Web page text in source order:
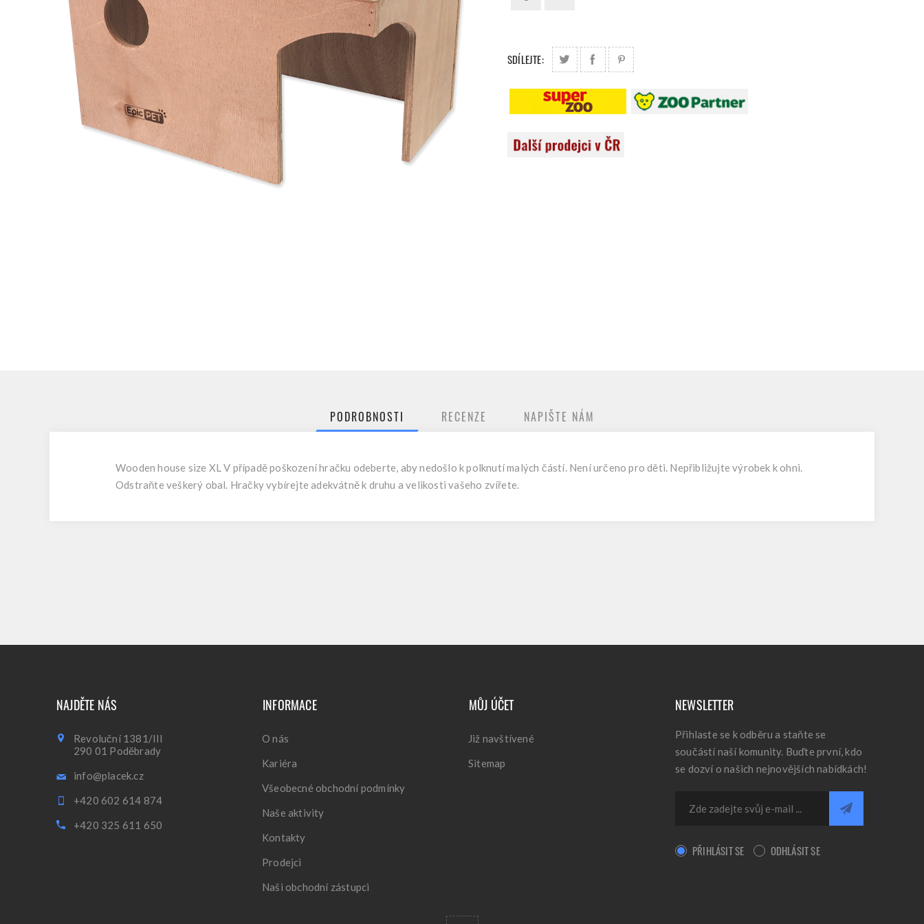
SDÍLEJTE:
PODROBNOSTI RECENZE NAPIŠTE NÁM
Wooden house size XL V případě poškození hračku odeberte, aby nedošlo k polknutí malých částí. Není určeno pro děti. Nepřibližujte výrobek k ohni.
Odstraňte veškerý obal. Hračky vybírejte adekvátně k druhu a velikosti vašeho zvířete.
NAJDĚTE NÁS
Revoluční 1381/III
290 01 Poděbrady
info@placek.cz
+420 602 614 874
+420 325 611 650
INFORMACE
O nás
Kariéra
Všeobecné obchodní podmínky
Naše aktivity
Kontakty
Prodejci
Naši obchodní zástupci
MŮJ ÚČET
Již navštívené
Sitemap
NEWSLETTER
Přihlaste se k odběru a staňte se
součástí naší komunity. Buďte první, kdo
se dozví o našich nejnovějších nabídkách!
PŘIHLÁSIT SE ODHLÁSIT SE